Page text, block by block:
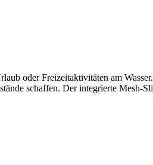
oder Freizeitaktivitäten am
schaffen. Der integrierte